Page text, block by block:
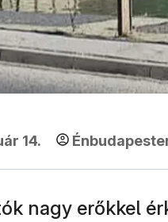
14.
nagy erőkkel